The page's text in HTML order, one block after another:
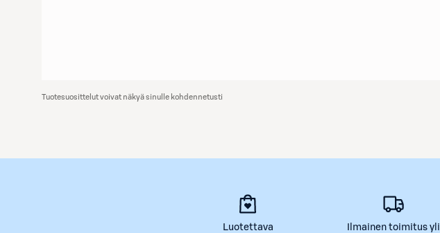
Tuotesuosittelut voivat näkyä sinulle kohdennetusti
Luotettava
Ilmainen toimitus yli